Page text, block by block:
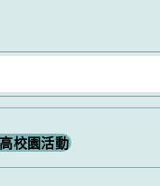
校園活動